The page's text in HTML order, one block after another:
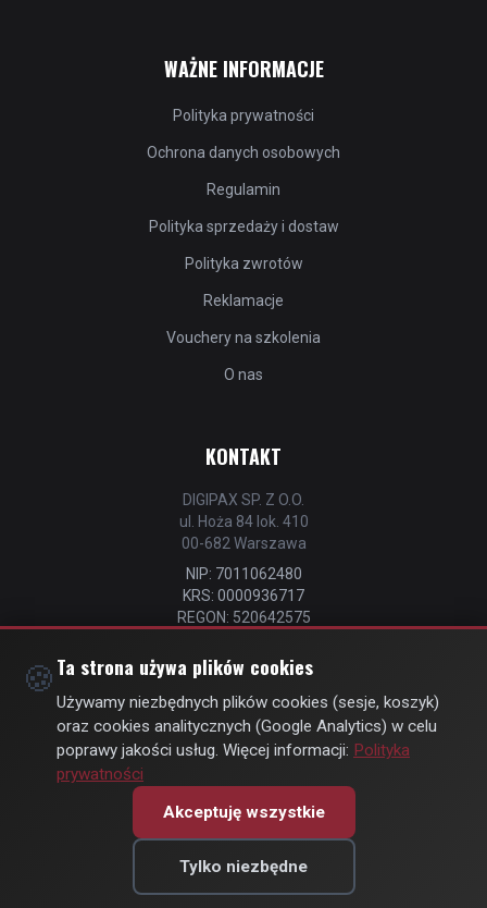
WAŻNE INFORMACJE
Polityka prywatności
Ochrona danych osobowych
Regulamin
Polityka sprzedaży i dostaw
Polityka zwrotów
Reklamacje
Vouchery na szkolenia
O nas
KONTAKT
DIGIPAX SP. Z O.O.
ul. Hoża 84 lok. 410
00-682 Warszawa
NIP: 7011062480
KRS: 0000936717
REGON: 520642575
📧
kontakt@strefastrzelca.pl
📞 732 106 076
© Copyright 2026 | byDIGIPAX| All Rights Reserved
🍪 Zmień ustawienia prywatności
🍪Ta strona używa plików cookies
Używamy niezbędnych plików cookies (sesje, koszyk)
oraz cookies analitycznych (Google Analytics) w celu
poprawy jakości usług. Więcej informacji: Polityka
prywatności
Akceptuję wszystkie
Tylko niezbędne